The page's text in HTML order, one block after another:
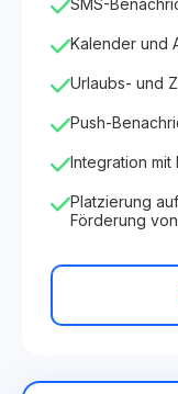
SMS-
Kalender und
Urlaubs- und
Push-
Integration mit
Platzierung
Förderung